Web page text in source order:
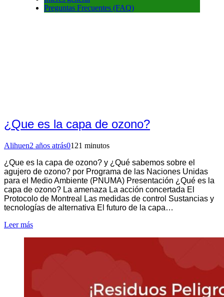
Preguntas Frecuentes (FAQ)
¿Que es la capa de ozono?
Alihuen2 años atrás0121 minutos
¿Que es la capa de ozono? y ¿Qué sabemos sobre el
agujero de ozono? por Programa de las Naciones Unidas
para el Medio Ambiente (PNUMA) Presentación ¿Qué es la
capa de ozono? La amenaza La acción concertada El
Protocolo de Montreal Las medidas de control Sustancias y
tecnologías de alternativa El futuro de la capa…
Leer más